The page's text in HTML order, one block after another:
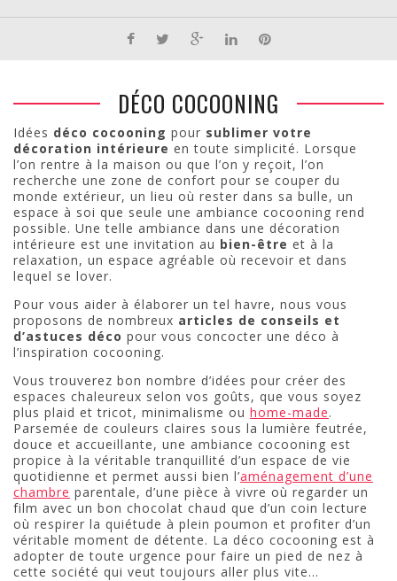
DÉCO COCOONING
Idées déco cocooning pour sublimer votre
décoration intérieure en toute simplicité. Lorsque
l’on rentre à la maison ou que l’on y reçoit, l’on
recherche une zone de confort pour se couper du
monde extérieur, un lieu où rester dans sa bulle, un
espace à soi que seule une ambiance cocooning rend
possible. Une telle ambiance dans une décoration
intérieure est une invitation au bien-être et à la
relaxation, un espace agréable où recevoir et dans
lequel se lover.
Pour vous aider à élaborer un tel havre, nous vous
proposons de nombreux articles de conseils et
d’astuces déco pour vous concocter une déco à
l’inspiration cocooning.
Vous trouverez bon nombre d’idées pour créer des
espaces chaleureux selon vos goûts, que vous soyez
plus plaid et tricot, minimalisme ou home-made.
Parsemée de couleurs claires sous la lumière feutrée,
douce et accueillante, une ambiance cocooning est
propice à la véritable tranquillité d’un espace de vie
quotidienne et permet aussi bien l’aménagement d’une
chambre parentale, d’une pièce à vivre où regarder un
film avec un bon chocolat chaud que d’un coin lecture
où respirer la quiétude à plein poumon et profiter d’un
véritable moment de détente. La déco cocooning est à
adopter de toute urgence pour faire un pied de nez à
cette société qui veut toujours aller plus vite…